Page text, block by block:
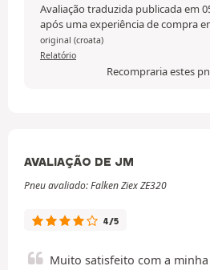
Avaliação traduzida publicada em
após uma experiência de compra
original (croata)
Relatório
Recompraria estes
AVALIAÇÃO DE JM
Pneu avaliado: Falken Ziex ZE320
4/5
Muito satisfeito com a